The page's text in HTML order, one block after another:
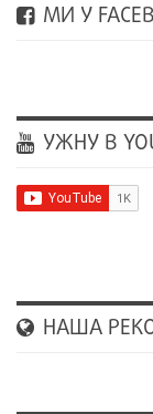
МИ У
УЖНУ В
НАША